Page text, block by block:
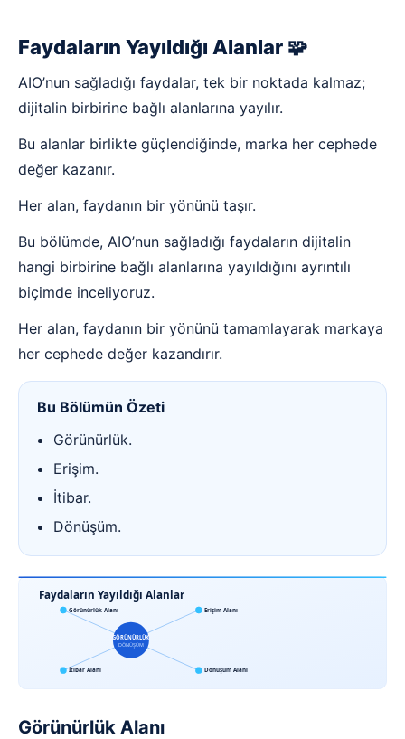
Faydaların Yayıldığı Alanlar 🧩
AIO’nun sağladığı faydalar, tek bir noktada kalmaz;
dijitalin birbirine bağlı alanlarına yayılır.
Bu alanlar birlikte güçlendiğinde, marka her cephede
değer kazanır.
Her alan, faydanın bir yönünü taşır.
Bu bölümde, AIO’nun sağladığı faydaların dijitalin
hangi birbirine bağlı alanlarına yayıldığını ayrıntılı
biçimde inceliyoruz.
Her alan, faydanın bir yönünü tamamlayarak markaya
her cephede değer kazandırır.
Bu Bölümün Özeti
Görünürlük.
Erişim.
İtibar.
Dönüşüm.
Faydaların Yayıldığı Alanlar
GÖRÜNÜRLÜK
DÖNÜŞÜM
Görünürlük Alanı Erişim Alanı
İtibar Alanı Dönüşüm Alanı
Görünürlük Alanı